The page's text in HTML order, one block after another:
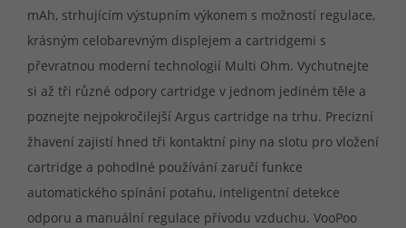
mAh, strhujícím výstupním výkonem s možností regulace,
krásným celobarevným displejem a cartridgemi s
převratnou moderní technologií Multi Ohm. Vychutnejte
si až tři různé odpory cartridge v jednom jediném těle a
poznejte nejpokročilejší Argus cartridge na trhu. Precizní
žhavení zajistí hned tři kontaktní piny na slotu pro vložení
cartridge a pohodlné používání zaručí funkce
automatického spínání potahu, inteligentní detekce
odporu a manuální regulace přívodu vzduchu. VooPoo